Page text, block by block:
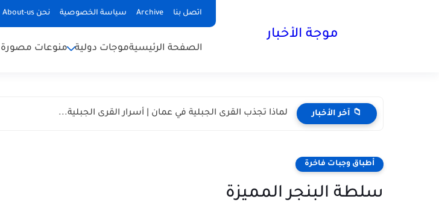
اتصل بنا Archive سياسة الخصوصية نحن About-us
موجة الأخبار
الصفحة الرئيسيةموجات دولية منوعات مصورة
📁 آخر الأخبار لماذا تجذب القرى الجبلية في عمان | أسرار القرى الجبلية...
أطباق وجبات فاخرة
سلطة البنجر المميزة